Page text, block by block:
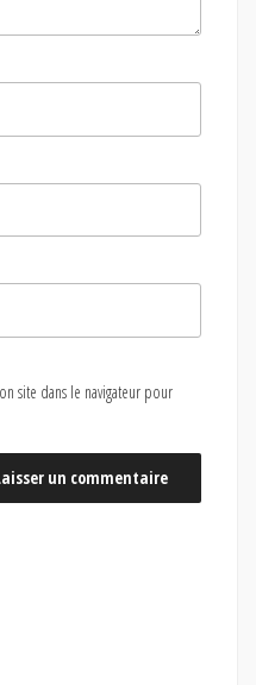
site dans le navigateur pour